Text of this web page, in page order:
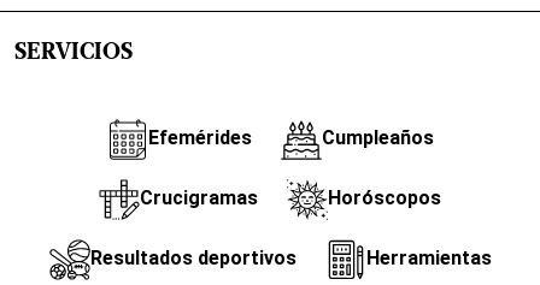
SERVICIOS
Efemérides Cumpleaños
Crucigramas Horóscopos
Resultados deportivos Herramientas